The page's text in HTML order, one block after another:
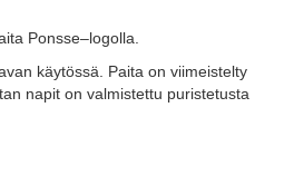
Ponsse–logolla.
käytössä. Paita on viimeistelty
napit on valmistettu puristetusta